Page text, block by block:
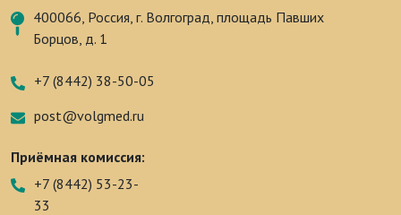
400066, Россия, г. Волгоград, площадь Павших
Борцов, д. 1
+7 (8442) 38-50-05
post@volgmed.ru
Приёмная комиссия:
+7 (8442) 53-23-
33